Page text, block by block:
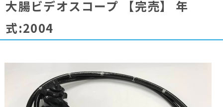
大腸ビデオスコープ 【完売】
年
式:2004